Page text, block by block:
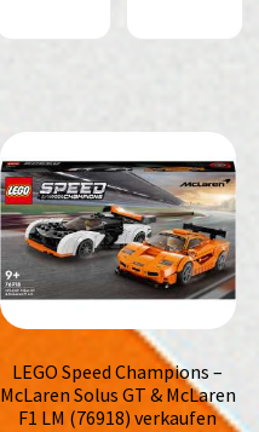
LEGO Speed Champions –
McLaren Solus GT & McLaren
F1 LM (76918) verkaufen